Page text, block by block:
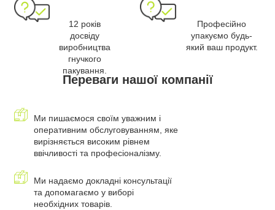
12 років
досвіду
виробництва
гнучкого
пакування.
Професійно
упакуємо будь-
який ваш продукт.
Переваги нашої компанії
Ми пишаємося своїм уважним і
оперативним обслуговуванням, яке
вирізняється високим рівнем
ввічливості та професіоналізму.
Ми надаємо докладні консультації
та допомагаємо у виборі
необхідних товарів.